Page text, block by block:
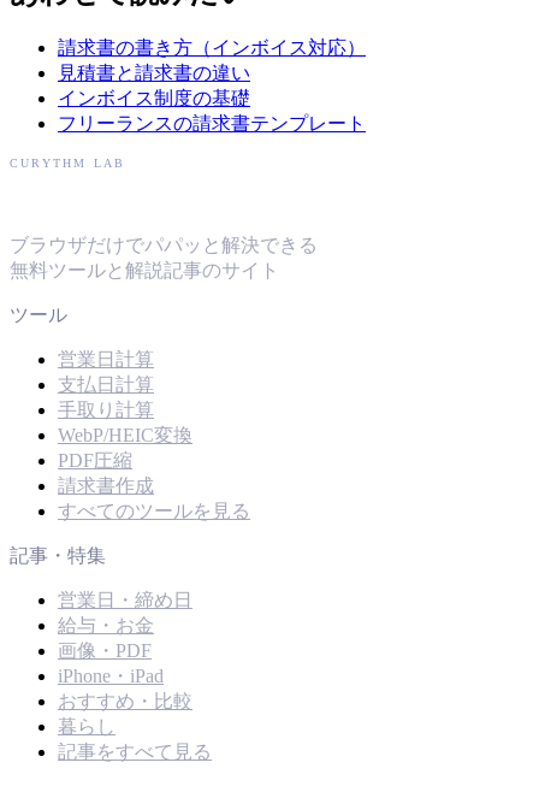
請求書の書き方（インボイス対応）
見積書と請求書の違い
インボイス制度の基礎
フリーランスの請求書テンプレート
CURYTHM LAB
ブラウザだけでパパッと解決できる
無料ツールと解説記事のサイト
ツール
営業日計算
支払日計算
手取り計算
WebP/HEIC変換
PDF圧縮
請求書作成
すべてのツールを見る
記事・特集
営業日・締め日
給与・お金
画像・PDF
iPhone・iPad
おすすめ・比較
暮らし
記事をすべて見る